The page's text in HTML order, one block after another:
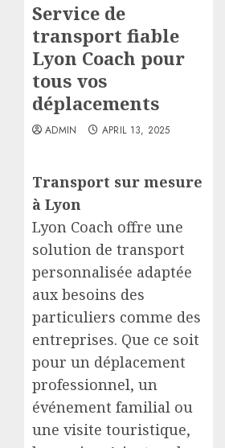
Service de
transport fiable
Lyon Coach pour
tous vos
déplacements
ADMIN APRIL 13, 2025
Transport sur mesure
à Lyon
Lyon Coach offre une
solution de transport
personnalisée adaptée
aux besoins des
particuliers comme des
entreprises. Que ce soit
pour un déplacement
professionnel, un
événement familial ou
une visite touristique,